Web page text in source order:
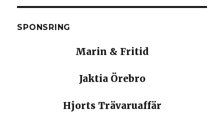
SPONSRING
Marin & Fritid
Jaktia Örebro
Hjorts Trävaruaffär